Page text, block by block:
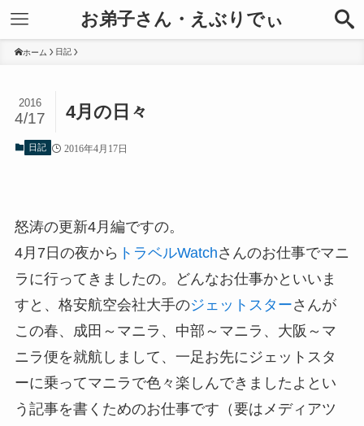
お弟子さん・えぶりでぃ
ホーム 日記
4月の日々
2016
4/17
日記 2016年4月17日
怒涛の更新4月編ですの。
4月7日の夜から トラベルWatchさんのお仕事でマニ
ラに行ってきましたの。どんなお仕事かといいま
すと、格安航空会社大手のジェットスターさんが
この春、成田～マニラ、中部～マニラ、大阪～マ
ニラ便を就航しまして、一足お先にジェットスタ
ーに乗ってマニラで色々楽しんできましたよとい
う記事を書くためのお仕事です（要はメディアツ